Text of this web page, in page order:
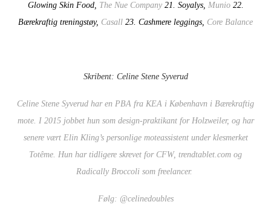
Glowing Skin Food, The Nue Company21. Soyalys, Munio22.
Bærekraftig treningstøy, Casall 23. Cashmere leggings, Core Balance
Skribent: Celine Stene Syverud
Celine Stene Syverud har en PBA fra KEA i København i Bærekraftig
mote. I 2015 jobbet hun som design-praktikant for Holzweiler, og har
senere vært Elin Kling’s personlige moteassistent under klesmerket
Totême. Hun har tidligere skrevet for CFW, trendtablet.com og
Radically Broccoli som freelancer.
Følg: @celinedoubles